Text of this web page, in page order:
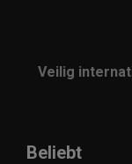
Veilig
Beliebt